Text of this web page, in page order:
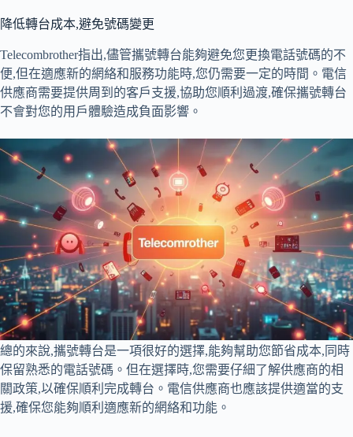
降低轉台成本,避免號碼變更
Telecombrother指出,儘管攜號轉台能夠避免您更換電話號碼的不
便,但在適應新的網絡和服務功能時,您仍需要一定的時間。電信
供應商需要提供周到的客戶支援,協助您順利過渡,確保攜號轉台
不會對您的用戶體驗造成負面影響。
總的來說,攜號轉台是一項很好的選擇,能夠幫助您節省成本,同時
保留熟悉的電話號碼。但在選擇時,您需要仔細了解供應商的相
關政策,以確保順利完成轉台。電信供應商也應該提供適當的支
援,確保您能夠順利適應新的網絡和功能。